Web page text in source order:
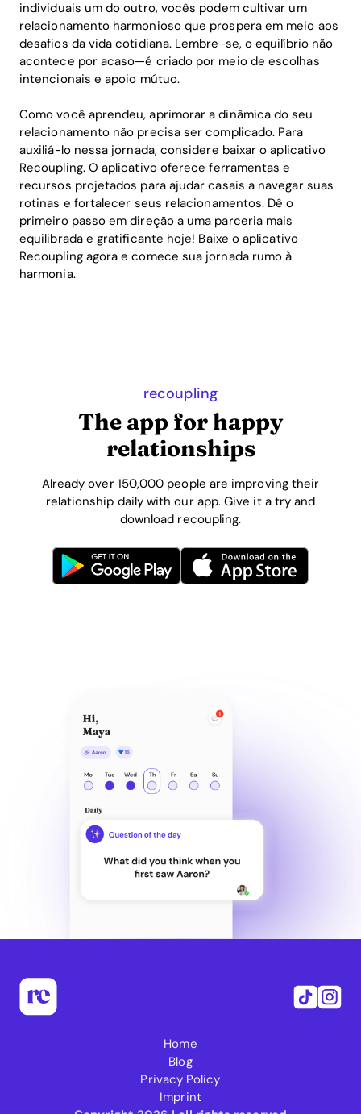
individuais um do outro, vocês podem cultivar um
relacionamento harmonioso que prospera em meio aos
desafios da vida cotidiana. Lembre-se, o equilíbrio não
acontece por acaso—é criado por meio de escolhas
intencionais e apoio mútuo.
Como você aprendeu, aprimorar a dinâmica do seu
relacionamento não precisa ser complicado. Para
auxiliá-lo nessa jornada, considere baixar o aplicativo
Recoupling. O aplicativo oferece ferramentas e
recursos projetados para ajudar casais a navegar suas
rotinas e fortalecer seus relacionamentos. Dê o
primeiro passo em direção a uma parceria mais
equilibrada e gratificante hoje! Baixe o aplicativo
Recoupling agora e comece sua jornada rumo à
harmonia.
recoupling
The app for happy
relationships
Already over 150,000 people are improving their
relationship daily with our app. Give it a try and
download recoupling.
Home
Blog
Privacy Policy
Imprint